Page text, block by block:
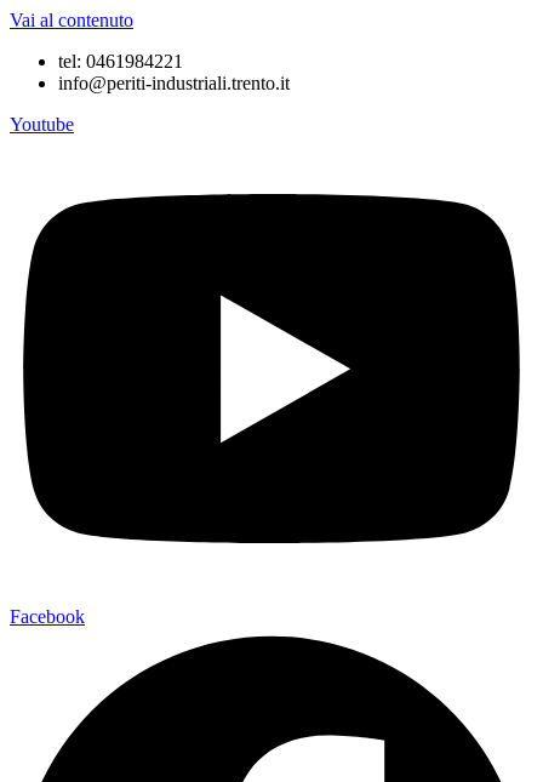
Vai al contenuto
tel: 0461984221
info@periti-industriali.trento.it
Youtube
Facebook